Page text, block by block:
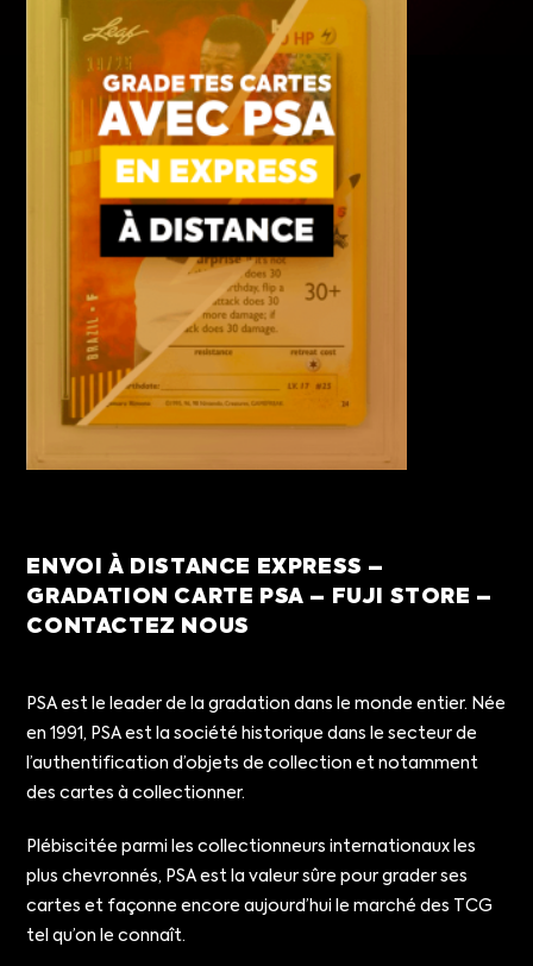
ENVOI À DISTANCE EXPRESS –
GRADATION CARTE PSA – FUJI STORE –
CONTACTEZ NOUS
PSA est le leader de la gradation dans le monde entier. Née
en 1991, PSA est la société historique dans le secteur de
l’authentification d’objets de collection et notamment
des cartes à collectionner.
Plébiscitée parmi les collectionneurs internationaux les
plus chevronnés, PSA est la valeur sûre pour grader ses
cartes et façonne encore aujourd’hui le marché des TCG
tel qu’on le connaît.